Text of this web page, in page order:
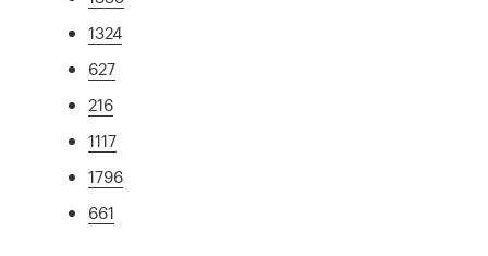
1324
627
216
1117
1796
661